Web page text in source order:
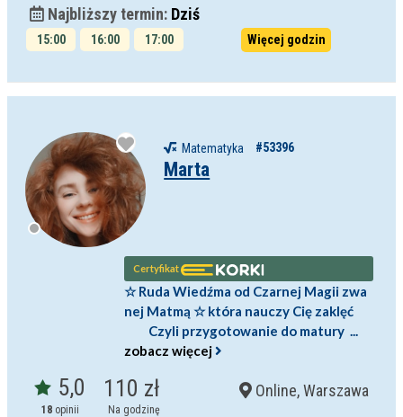
Najbliższy termin: Dziś
15:00 16:00
17:00
Więcej godzin
Matematyka #53396
Marta
Certyfikat
☆ Ruda Wiedźma od Czarnej Magii zwa
nej Matmą ☆ która nauczy Cię zaklęć
Czyli przygotowanie do matury ...
zobacz więcej
5,0
18opinii
110 zł
Na godzinę
Online, Warszawa